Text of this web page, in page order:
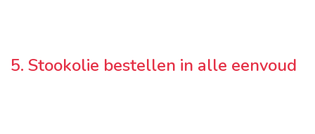
5. Stookolie bestellen in alle eenvoud